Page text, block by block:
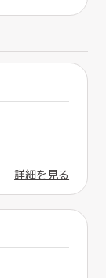
詳細を見る